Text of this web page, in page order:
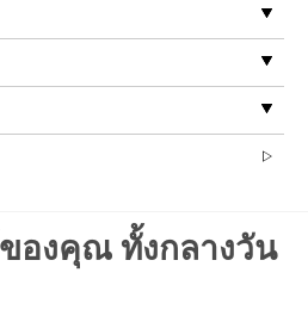
องคุณ ทั้งกลางวัน